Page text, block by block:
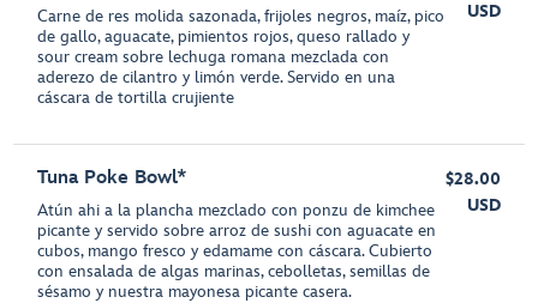
Carne de res molida sazonada, frijoles negros, maíz, pico
de gallo, aguacate, pimientos rojos, queso rallado y
sour cream sobre lechuga romana mezclada con
aderezo de cilantro y limón verde. Servido en una
cáscara de tortilla crujiente
USD
Tuna Poke Bowl*
Atún ahi a la plancha mezclado con ponzu de kimchee
picante y servido sobre arroz de sushi con aguacate en
cubos, mango fresco y edamame con cáscara. Cubierto
con ensalada de algas marinas, cebolletas, semillas de
sésamo y nuestra mayonesa picante casera.
$28.00
USD